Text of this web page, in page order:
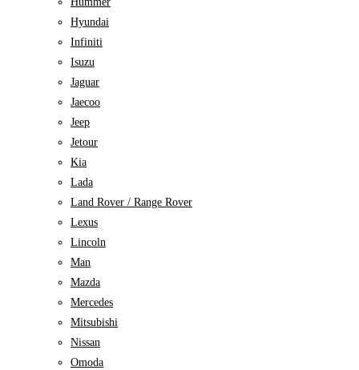
Hyundai
Infiniti
Isuzu
Jaguar
Jaecoo
Jeep
Jetour
Kia
Lada
Land Rover / Range Rover
Lexus
Lincoln
Man
Mazda
Mercedes
Mitsubishi
Nissan
Omoda